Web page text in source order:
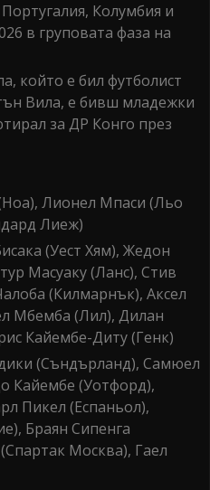
Колумбия и
в груповата фаза на
който е бил футболист
Вила, е бивш младежки
за ДР Конго през
Лионел Мпаси (Льо
Лиеж)
(Уест Хям), Жедон
Масуаку (Ланс), Стив
(Килмарнък), Аксел
Мбемба (Лил), Дилан
Кайембе-Диту (Генк)
(Съндърланд), Самюел
Кайембе (Уотфорд),
Пикел (Еспаньол),
Браян Сипенга
Москва), Гаел